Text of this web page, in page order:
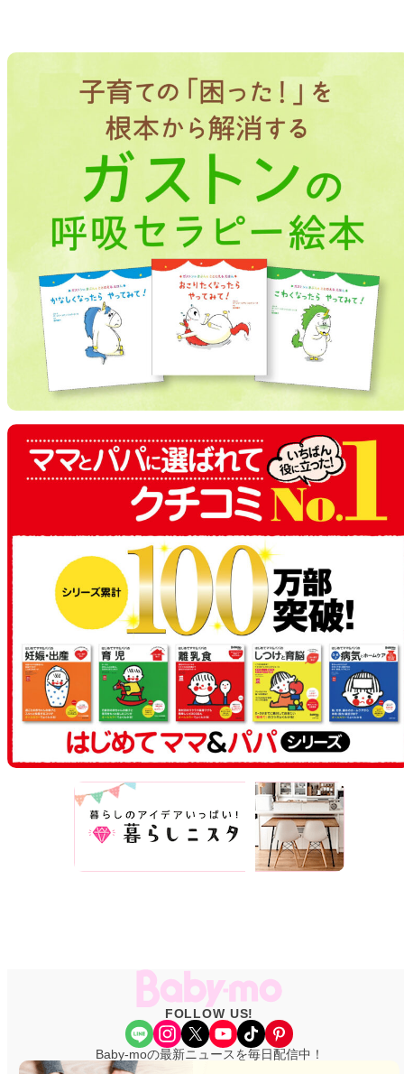
FOLLOW US!
Share Icon Instagram X YouTube TikTok Pinterest
Baby-moの最新ニュースを毎日配信中！